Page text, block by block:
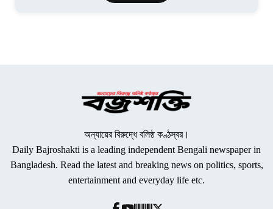
অন্যায়ের বিরুদ্ধে বলিষ্ঠ কণ্ঠস্বর।
Daily Bajroshakti is a leading independent Bengali newspaper in
Bangladesh. Read the latest and breaking news on politics, sports,
entertainment and everyday life etc.